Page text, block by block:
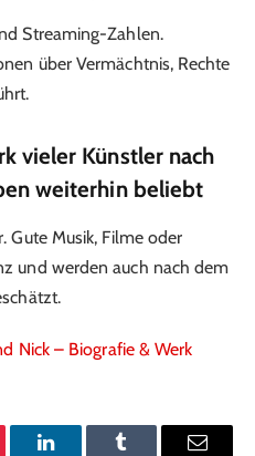
Streaming-Zahlen.
über Vermächtnis, Rechte
vieler Künstler nach
weiterhin beliebt
Gute Musik, Filme oder
und werden auch nach dem
Nick – Biografie & Werk